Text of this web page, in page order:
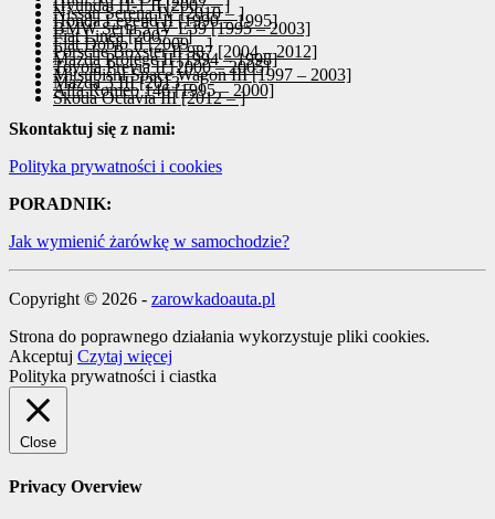
Hyundai H-1 II [2007 – ]
Nissan Serena IV [2010 – ]
Honda Legend II [1990 – 1995]
BMW Seria 5 IV E39 [1995 – 2003]
Fiat Linea [2007 – ]
Fiat Doblo II [2009 – ]
Porsche Boxster II 987 [2004 – 2012]
Mazda Protege II [1994 – 1998]
Toyota Previa II [2000 – 2005]
Mitsubishi Space Wagon III [1997 – 2003]
Mazda 3 III [2013 – ]
Alfa Romeo 146 [1995 – 2000]
Skoda Octavia III [2012 – ]
Skontaktuj się z nami:
Polityka prywatności i cookies
PORADNIK:
Jak wymienić żarówkę w samochodzie?
Copyright © 2026 - zarowkadoauta.pl
Strona do poprawnego działania wykorzystuje pliki cookies.
Akceptuj Czytaj więcej
Polityka prywatności i ciastka
Close
Privacy Overview